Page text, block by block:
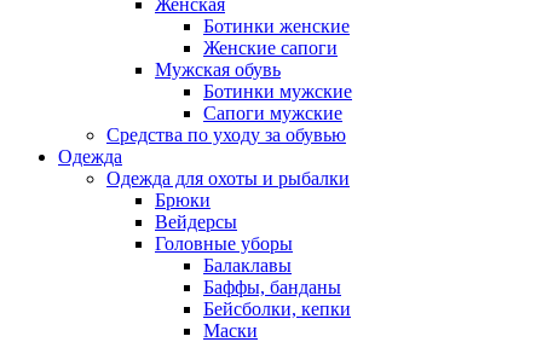
Женская
Ботинки женские
Женские сапоги
Мужская обувь
Ботинки мужские
Сапоги мужские
Средства по уходу за обувью
Одежда
Одежда для охоты и рыбалки
Брюки
Вейдерсы
Головные уборы
Балаклавы
Баффы, банданы
Бейсболки, кепки
Маски